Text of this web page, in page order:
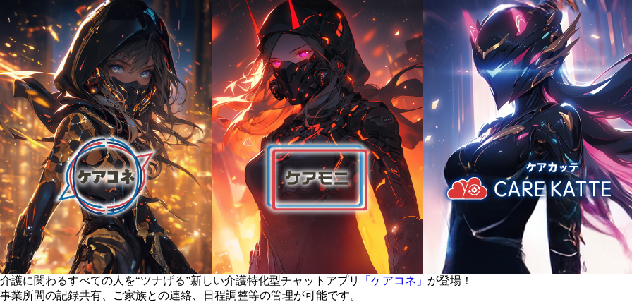
介護に関わるすべての人を“ツナげる”新しい介護特化型チャットアプリ 「​​​ケアコネ」 が登場！
事業所間の記録共有、ご家族との連絡、日程調整等の管理が可能です。